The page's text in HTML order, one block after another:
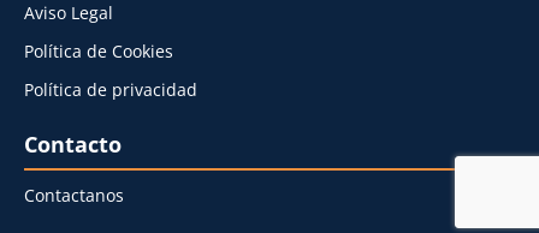
Aviso Legal
Política de Cookies
Política de privacidad
Contacto
Contactanos